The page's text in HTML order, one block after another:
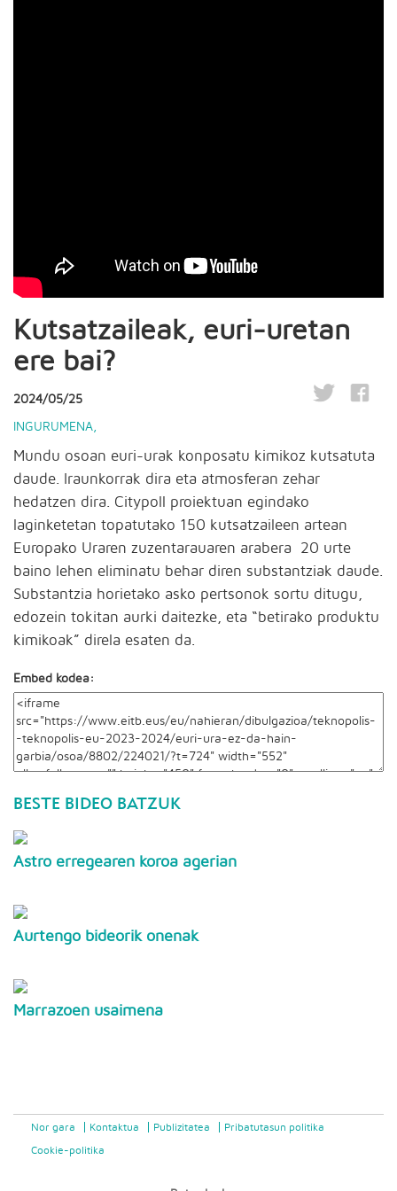
Kutsatzaileak, euri-uretan
ere bai?
2024/05/25
INGURUMENA
Mundu osoan euri-urak konposatu kimikoz kutsatuta
daude. Iraunkorrak dira eta atmosferan zehar
hedatzen dira. Citypoll proiektuan egindako
laginketetan topatutako 150 kutsatzaileen artean
Europako Uraren zuzentarauaren arabera 20 urte
baino lehen eliminatu behar diren substantziak daude.
Substantzia horietako asko pertsonok sortu ditugu,
edozein tokitan aurki daitezke, eta “betirako produktu
kimikoak” direla esaten da.
Embed kodea:
BESTE BIDEO BATZUK
Astro erregearen koroa agerian
Aurtengo bideorik onenak
Marrazoen usaimena
Nor gara Kontaktua Publizitatea Pribatutasun politika
Cookie-politika